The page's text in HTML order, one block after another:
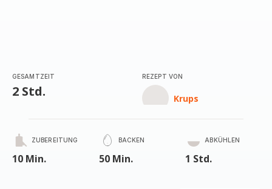
GESAMTZEIT
2 Std.
REZEPT VON
Krups
ZUBEREITUNG
10 Min.
BACKEN
50 Min.
ABKÜHLEN
1 Std.